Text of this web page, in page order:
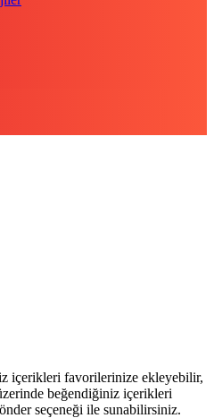
içerikleri favorilerinize ekleyebilir,
beğendiğiniz içerikleri
seçeneği ile sunabilirsiniz.